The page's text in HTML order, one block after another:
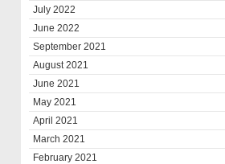
July 2022
June 2022
September 2021
August 2021
June 2021
May 2021
April 2021
March 2021
February 2021